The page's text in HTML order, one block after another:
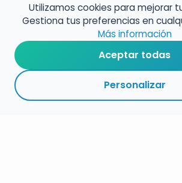
RESUMEN PLAZOS ESPECIALIDAD
Utilizamos cookies para mejorar
Gestiona tus preferencias en
Más información
Aceptar todas
Personalizar